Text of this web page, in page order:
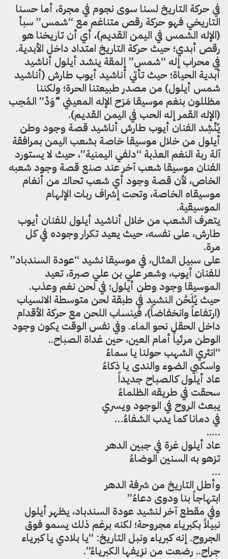
في حركة التاريخ لسنا سوى نجوم في مجرة، أما حسنا
التاريخي فهو حركة رقص متناغم مع “شمس” سبأ
(الإله الشمس في اليمن القديم)، أي أن تاريخنا هو
رقص أبدي؛ حيث حركة التاريخ امتداد داخل الأبدية.
في محراب إله “شمس” إلمقة ينشد أيلول أناشيد
أبدية الحياة؛ حيث تأتي أناشيد أيوب طارش (أناشيد
شمس أيلول) من مصدر طبيعتنا الحرة؛ ولكننا
مظللون بنغم موسيقا مَرَح الإله المعيني “َوَدْ” المُحِب
(الإله القمر إله الحب في اليمن القديم).
يُنْشِد الفنان أيوب طارش أناشيد قصة وجود وطن
أيلول من خلال موسيقا خاصة بشعب اليمن بمرافقة
آلة ربة النغم العذبة “دلفي اليمنية”، حيث لا يستورد
الفنان موسيقا شعب آخر عند صنع قصة وجود شعبه
الخاص، لأن قصة وجود أي شعب تحاك من أنغام
موسيقاه الخاصة، وتحت إشراف ربات الإلهام
الموسيقية.
يتعرف الشعب من خلال أناشيد أيلول للفنان أيوب
طارش، على نفسه، حيث يعيد تكرار وجوده في كل
مرة.
على سبيل المثال، في موسيقا نشيد “عودة السندباد”
للفنان أيوب، وشعر علي بن علي صبرة، تعيد
الموسيقا وجود وطن أيلول؛ في لحن نغم وعذب.
حيث يُلَحَّن النشيد في طبقة لحن متوسطة الانسياب
(ارتفاعاً وانخفاضاً)، فينساب اللحن مع حركة الأقدام
داخل الحقل نحو الماء. وفي نفس الوقت يكون وجود
الوطن مرئياً أمام العين، حين غداة الصباح..
“انثري الشهب حولنا يا سماءُ
واسكبي الضوء والندى يا ذكاءُ
عاد أيلول كالصباح جديداً
سحقت في طريقه الظلماءُ
يبعث الروح في الوجود ويسري
في دمانا كما يدب الشفاءُ…
…..
عاد أيلول غرة في جبين الدهر
تزهو به السنين الوضاءُ
…
وأطل التاريخ من شرفة الدهر
ابتهاجاً بنا ودوى دعاءُ”
وفي مقطع آخر لنشيد عودة السندباد، يظهر أيلول
نبيلاً بكبرياء مجروحة؛ لكنه برغم ذلك يسمو فوق
الجروح. إنه كبرياء ونبل التاريخ: “يا بلادي يا كبرياء
جراح.. رضعت من نزيفها الكبرياءُ”.